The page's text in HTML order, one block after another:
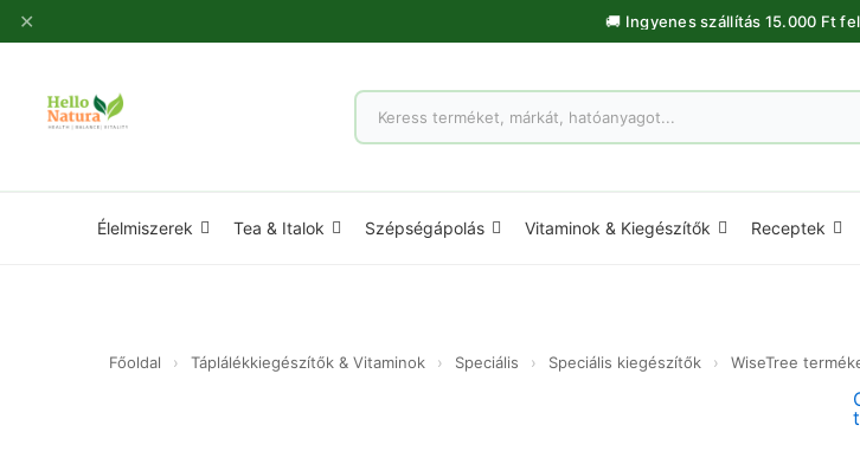
✕ 🚚 Ingyenes szállítás 15.000 Ft
Products
search
Ugrás
a
Élelmiszerek Tea & Italok Szépségápolás Vitaminok & Kiegészítők Receptek
Főoldal › Táplálékkiegészítők & Vitaminok › Speciális › Speciális kiegészítők › WiseTree